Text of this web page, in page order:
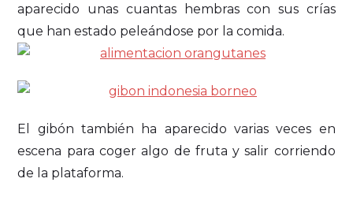
aparecido unas cuantas hembras con sus crías
que han estado peleándose por la comida.
El gibón también ha aparecido varias veces en
escena para coger algo de fruta y salir corriendo
de la plataforma.